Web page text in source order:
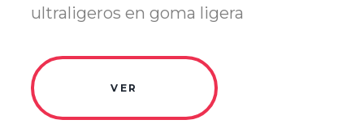
ultraligeros en goma ligera
VER